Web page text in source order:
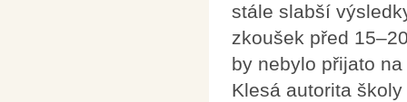
stále slabší
zkoušek před
by nebylo přijato
Klesá autorita